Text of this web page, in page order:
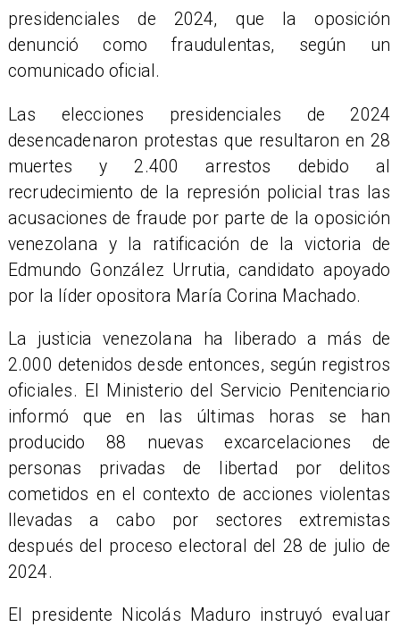
presidenciales de 2024, que la oposición
denunció como fraudulentas, según un
comunicado oficial.
Las elecciones presidenciales de 2024
desencadenaron protestas que resultaron en 28
muertes y 2.400 arrestos debido al
recrudecimiento de la represión policial tras las
acusaciones de fraude por parte de la oposición
venezolana y la ratificación de la victoria de
Edmundo González Urrutia, candidato apoyado
por la líder opositora María Corina Machado.
La justicia venezolana ha liberado a más de
2.000 detenidos desde entonces, según registros
oficiales. El Ministerio del Servicio Penitenciario
informó que en las últimas horas se han
producido 88 nuevas excarcelaciones de
personas privadas de libertad por delitos
cometidos en el contexto de acciones violentas
llevadas a cabo por sectores extremistas
después del proceso electoral del 28 de julio de
2024.
El presidente Nicolás Maduro instruyó evaluar